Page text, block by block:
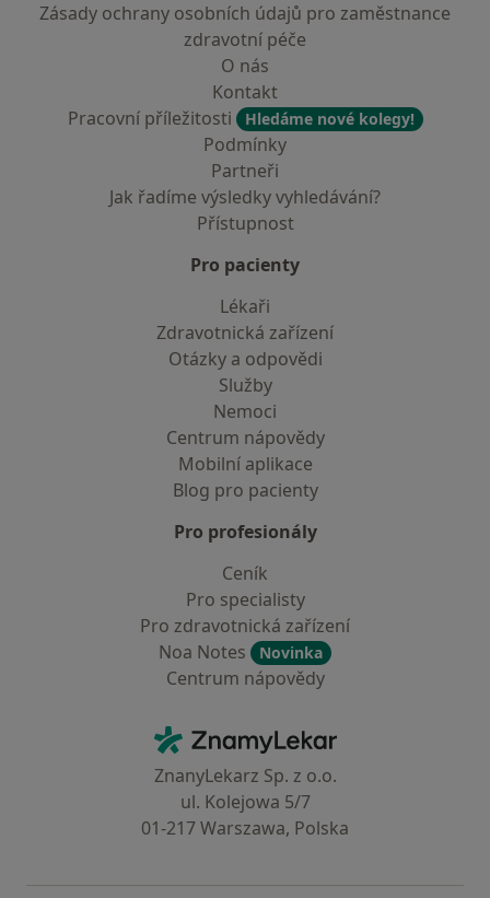
Zásady ochrany osobních údajů pro zaměstnance
zdravotní péče
O nás
Kontakt
Pracovní příležitosti
Hledáme nové kolegy!
Podmínky
Partneři
Jak řadíme výsledky vyhledávání?
Přístupnost
Pro pacienty
Lékaři
Zdravotnická zařízení
Otázky a odpovědi
Služby
Nemoci
Centrum nápovědy
Mobilní aplikace
Blog pro pacienty
Pro profesionály
Ceník
Pro specialisty
Pro zdravotnická zařízení
Noa Notes
Novinka
Centrum nápovědy
ZnamyLekar - Hlavní stránka
ZnanyLekarz Sp. z o.o.
ul. Kolejowa 5/7
01-217 Warszawa, Polska